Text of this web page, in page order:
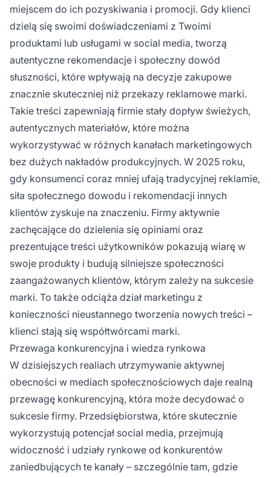
miejscem do ich pozyskiwania i promocji. Gdy klienci
dzielą się swoimi doświadczeniami z Twoimi
produktami lub usługami w social media, tworzą
autentyczne rekomendacje i społeczny dowód
słuszności, które wpływają na decyzje zakupowe
znacznie skuteczniej niż przekazy reklamowe marki.
Takie treści zapewniają firmie stały dopływ świeżych,
autentycznych materiałów, które można
wykorzystywać w różnych kanałach marketingowych
bez dużych nakładów produkcyjnych. W 2025 roku,
gdy konsumenci coraz mniej ufają tradycyjnej reklamie,
siła społecznego dowodu i rekomendacji innych
klientów zyskuje na znaczeniu. Firmy aktywnie
zachęcające do dzielenia się opiniami oraz
prezentujące treści użytkowników pokazują wiarę w
swoje produkty i budują silniejsze społeczności
zaangażowanych klientów, którym zależy na sukcesie
marki. To także odciąża dział marketingu z
konieczności nieustannego tworzenia nowych treści –
klienci stają się współtwórcami marki.
Przewaga konkurencyjna i wiedza rynkowa
W dzisiejszych realiach utrzymywanie aktywnej
obecności w mediach społecznościowych daje realną
przewagę konkurencyjną, która może decydować o
sukcesie firmy. Przedsiębiorstwa, które skutecznie
wykorzystują potencjał social media, przejmują
widoczność i udziały rynkowe od konkurentów
zaniedbujących te kanały – szczególnie tam, gdzie